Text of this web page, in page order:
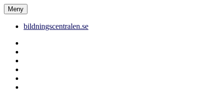
Hoppa
till
innehåll
bildningscentralen.se
Meny
bildningscentralen.se